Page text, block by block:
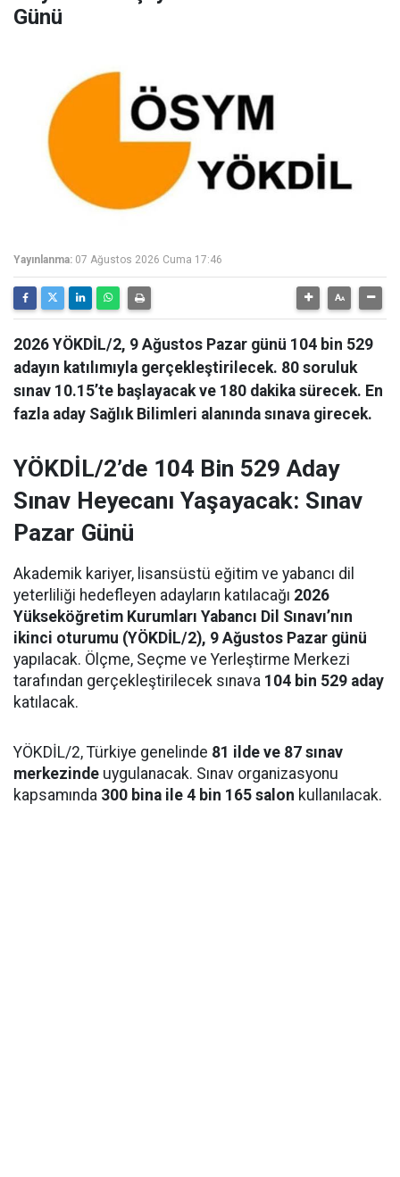
Günü
Yayınlanma: 07 Ağustos 2026 Cuma 17:46
2026 YÖKDİL/2, 9 Ağustos Pazar günü 104 bin 529
adayın katılımıyla gerçekleştirilecek. 80 soruluk
sınav 10.15’te başlayacak ve 180 dakika sürecek. En
fazla aday Sağlık Bilimleri alanında sınava girecek.
YÖKDİL/2’de 104 Bin 529 Aday
Sınav Heyecanı Yaşayacak: Sınav
Pazar Günü
Akademik kariyer, lisansüstü eğitim ve yabancı dil
yeterliliği hedefleyen adayların katılacağı 2026
Yükseköğretim Kurumları Yabancı Dil Sınavı’nın
ikinci oturumu (YÖKDİL/2), 9 Ağustos Pazar günü
yapılacak. Ölçme, Seçme ve Yerleştirme Merkezi
tarafından gerçekleştirilecek sınava 104 bin 529 aday
katılacak.
YÖKDİL/2, Türkiye genelinde 81 ilde ve 87 sınav
merkezinde uygulanacak. Sınav organizasyonu
kapsamında 300 bina ile 4 bin 165 salon kullanılacak.